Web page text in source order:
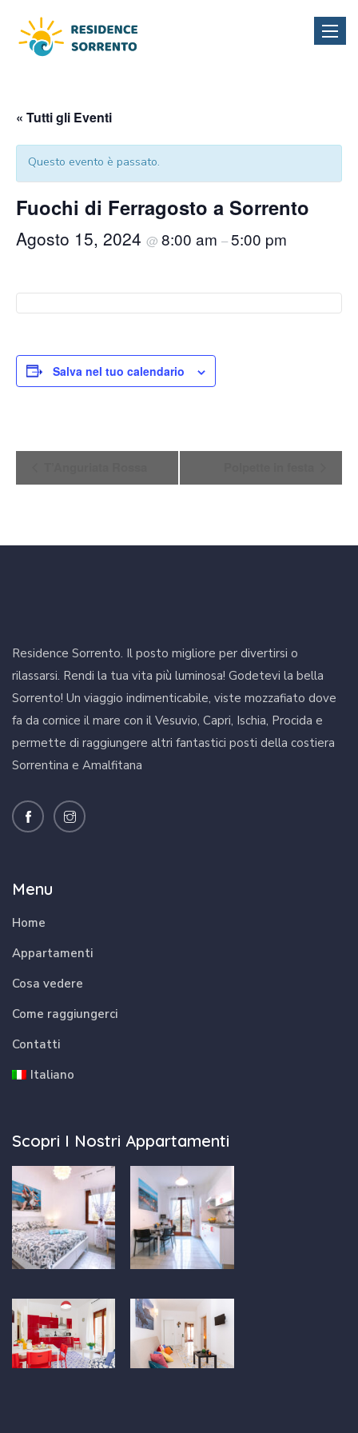
Toggle
« Tutti gli Eventi
Questo evento è passato.
Fuochi di Ferragosto a Sorrento
Agosto 15, 2024 @ 8:00 am –5:00 pm
Salva nel tuo calendario
Navigazione
Residence Sorrento. Il posto migliore per divertirsi o
rilassarsi. Rendi la tua vita più luminosa! Godetevi la bella
Sorrento! Un viaggio indimenticabile, viste mozzafiato dove
fa da cornice il mare con il Vesuvio, Capri, Ischia, Procida e
permette di raggiungere altri fantastici posti della costiera
Sorrentina e Amalfitana
Menu
Home
Appartamenti
Cosa vedere
Come raggiungerci
Contatti
Italiano
Scopri I Nostri Appartamenti